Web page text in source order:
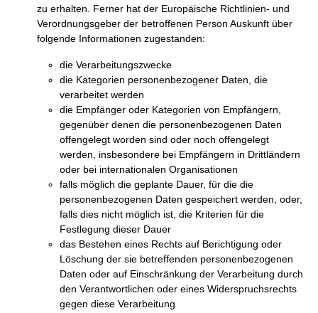
zu erhalten. Ferner hat der Europäische Richtlinien- und
Verordnungsgeber der betroffenen Person Auskunft über
folgende Informationen zugestanden:
die Verarbeitungszwecke
die Kategorien personenbezogener Daten, die
verarbeitet werden
die Empfänger oder Kategorien von Empfängern,
gegenüber denen die personenbezogenen Daten
offengelegt worden sind oder noch offengelegt
werden, insbesondere bei Empfängern in Drittländern
oder bei internationalen Organisationen
falls möglich die geplante Dauer, für die die
personenbezogenen Daten gespeichert werden, oder,
falls dies nicht möglich ist, die Kriterien für die
Festlegung dieser Dauer
das Bestehen eines Rechts auf Berichtigung oder
Löschung der sie betreffenden personenbezogenen
Daten oder auf Einschränkung der Verarbeitung durch
den Verantwortlichen oder eines Widerspruchsrechts
gegen diese Verarbeitung